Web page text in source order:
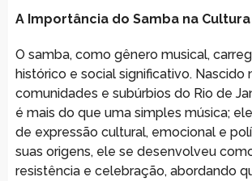
A Importância do Samba na
O samba, como gênero musical,
histórico e social significativo. Nascido
comunidades e subúrbios do Rio de
é mais do que uma simples música;
de expressão cultural, emocional e
suas origens, ele se desenvolveu
resistência e celebração, abordando